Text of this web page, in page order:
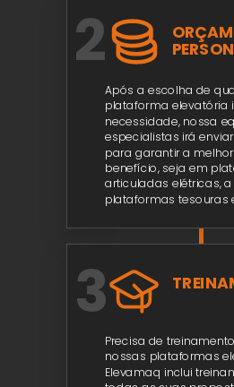
Após a escolha de
plataforma elevatória
necessidade, nossa
especialistas irá
para garantir a
benefício, seja em
articuladas elétricas,
plataformas tesouras
2
Precisa de
nossas plataformas
Elevamaq inclui
3